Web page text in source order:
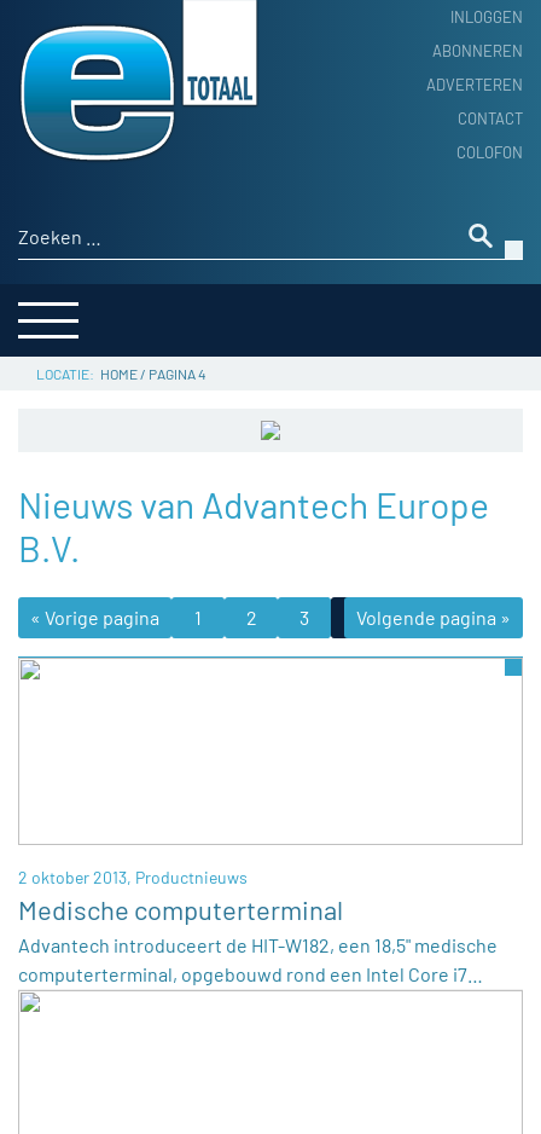
INLOGGEN
ABONNEREN
ADVERTEREN
CONTACT
COLOFON
Zoeken naar:
HOME
PRODUCTNIEUWS
ACHTERGROND
THEMA’S
SERVICE
HOME/ PAGINA 4
Nieuws van Advantech Europe
B.V.
« Vorige pagina 1 2 3 4 5 6
Volgende pagina »
2 oktober 2013, Productnieuws
Medische computerterminal
Advantech introduceert de HIT-W182, een 18,5" medische
computerterminal, opgebouwd rond een Intel Core i7…